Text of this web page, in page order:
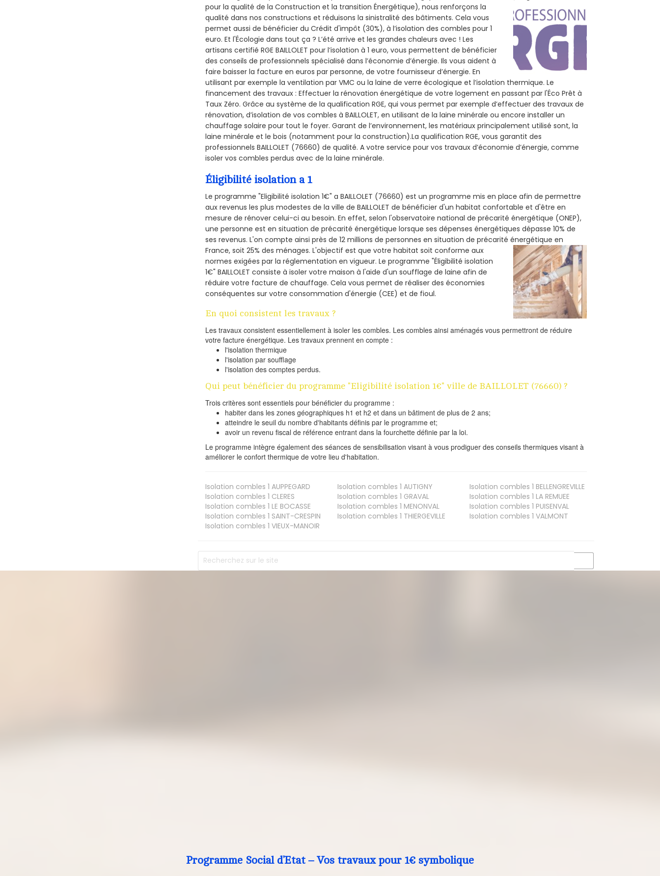
pour la qualité de la Construction et la transition Énergétique), nous renforçons la
qualité dans nos constructions et réduisons la sinistralité des bâtiments. Cela vous
permet aussi de bénéficier du Crédit d'impôt (30%), à l’isolation des combles pour 1
euro. Et l'Écologie dans tout ça ? L’été arrive et les grandes chaleurs avec ! Les
artisans certifié RGE BAILLOLET pour l’isolation à 1 euro, vous permettent de bénéficier
des conseils de professionnels spécialisé dans l’économie d’énergie. Ils vous aident à
faire baisser la facture en euros par personne, de votre fournisseur d’énergie. En
utilisant par exemple la ventilation par VMC ou la laine de verre écologique et l’isolation thermique. Le
financement des travaux : Effectuer la rénovation énergétique de votre logement en passant par l'Éco Prêt à
Taux Zéro. Grâce au système de la qualification RGE, qui vous permet par exemple d’effectuer des travaux de
rénovation, d’isolation de vos combles à BAILLOLET, en utilisant de la laine minérale ou encore installer un
chauffage solaire pour tout le foyer. Garant de l’environnement, les matériaux principalement utilisé sont, la
laine minérale et le bois (notamment pour la construction).La qualification RGE, vous garantit des
professionnels BAILLOLET (76660) de qualité. A votre service pour vos travaux d’économie d’énergie, comme
isoler vos combles perdus avec de la laine minérale.
Éligibilité isolation a 1
Le programme "Eligibilité isolation 1€" a BAILLOLET (76660) est un programme mis en place afin de permettre
aux revenus les plus modestes de la ville de BAILLOLET de bénéficier d'un habitat confortable et d'être en
mesure de rénover celui-ci au besoin. En effet, selon l'observatoire national de précarité énergétique (ONEP),
une personne est en situation de précarité énergétique lorsque ses dépenses énergétiques dépasse 10% de
ses revenus. L'on compte ainsi près de 12 millions de personnes en situation de précarité énergétique en
France, soit 25% des ménages.L'objectif est que votre habitat soit conforme aux
normes exigées par la réglementation en vigueur. Le programme "Éligibilité isolation
1€" BAILLOLET consiste à isoler votre maison à l'aide d'un soufflage de laine afin de
réduire votre facture de chauffage. Cela vous permet de réaliser des économies
conséquentes sur votre consommation d'énergie (CEE) et de fioul.
En quoi consistent les travaux ?
Les travaux consistent essentiellement à isoler les combles. Les combles ainsi aménagés vous permettront de réduire
votre facture énergétique. Les travaux prennent en compte :
l'isolation thermique
l'isolation par soufflage
l'isolation des comptes perdus.
Qui peut bénéficier du programme "Eligibilité isolation 1€" ville de BAILLOLET (76660) ?
Trois critères sont essentiels pour bénéficier du programme :
habiter dans les zones géographiques h1 et h2 et dans un bâtiment de plus de 2 ans;
atteindre le seuil du nombre d'habitants définis par le programme et;
avoir un revenu fiscal de référence entrant dans la fourchette définie par la loi.
Le programme intègre également des séances de sensibilisation visant à vous prodiguer des conseils thermiques visant à
améliorer le confort thermique de votre lieu d'habitation.
Isolation combles 1 AUPPEGARD Isolation combles 1 AUTIGNY Isolation combles 1 BELLENGREVILLE
Isolation combles 1 CLERES Isolation combles 1 GRAVAL Isolation combles 1 LA REMUEE
Isolation combles 1 LE BOCASSE Isolation combles 1 MENONVAL Isolation combles 1 PUISENVAL
Isolation combles 1 SAINT-CRESPIN Isolation combles 1 THIERGEVILLE Isolation combles 1 VALMONT
Isolation combles 1 VIEUX-MANOIR
Programme Social d’Etat – Vos travaux pour 1€ symbolique